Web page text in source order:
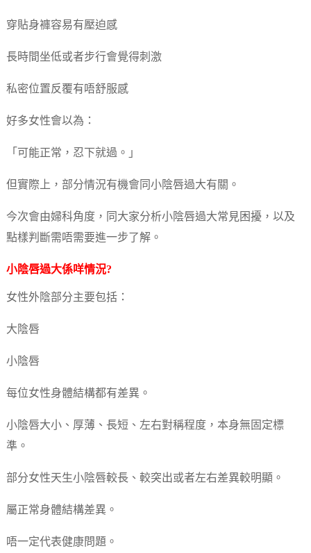
穿貼身褲容易有壓迫感
長時間坐低或者步行會覺得刺激
私密位置反覆有唔舒服感
好多女性會以為：
「可能正常，忍下就過。」
但實際上，部分情況有機會同小陰唇過大有關。
今次會由婦科角度，同大家分析小陰唇過大常見困擾，以及
點樣判斷需唔需要進一步了解。
小陰唇過大係咩情況?
女性外陰部分主要包括：
大陰唇
小陰唇
每位女性身體結構都有差異。
小陰唇大小、厚薄、長短、左右對稱程度，本身無固定標
準。
部分女性天生小陰唇較長、較突出或者左右差異較明顯。
屬正常身體結構差異。
唔一定代表健康問題。